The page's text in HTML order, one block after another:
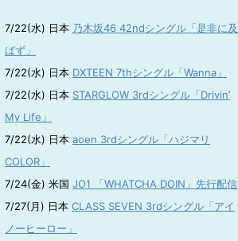
7/22(水) 日本 乃木坂46 42ndシングル「是非に及
ばず」
7/22(水) 日本 DXTEEN 7thシングル「Wanna」
7/22(水) 日本 STARGLOW 3rdシングル「Drivin’
My Life」
7/22(水) 日本 aoen 3rdシングル「ハジマリ
COLOR」
7/24(金) 米国 JO1 「WHATCHA DOIN」先行配信
7/27(月) 日本 CLASS SEVEN 3rdシングル「アイ
ノーヒーロー」